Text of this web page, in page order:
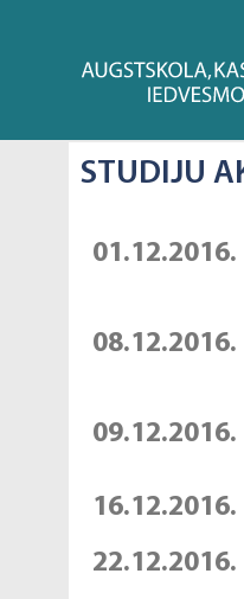
STUDIJU
01.12.2016.
08.12.2016.
09.12.2016.
16.12.2016.
22.12.2016.